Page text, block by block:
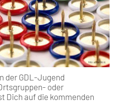
der GDL-Jugend
oder
Dich auf die kommenden